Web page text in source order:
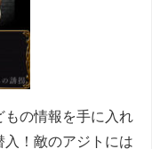
もの情報を手に入れ
！敵のアジトには